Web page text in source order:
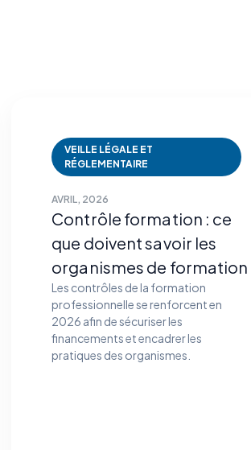
VEILLE LÉGALE ET
RÉGLEMENTAIRE
AVRIL, 2026
Contrôle formation : ce
que doivent savoir les
organismes de formation
Les contrôles de la formation
professionnelle se renforcent en
2026 afin de sécuriser les
financements et encadrer les
pratiques des organismes.